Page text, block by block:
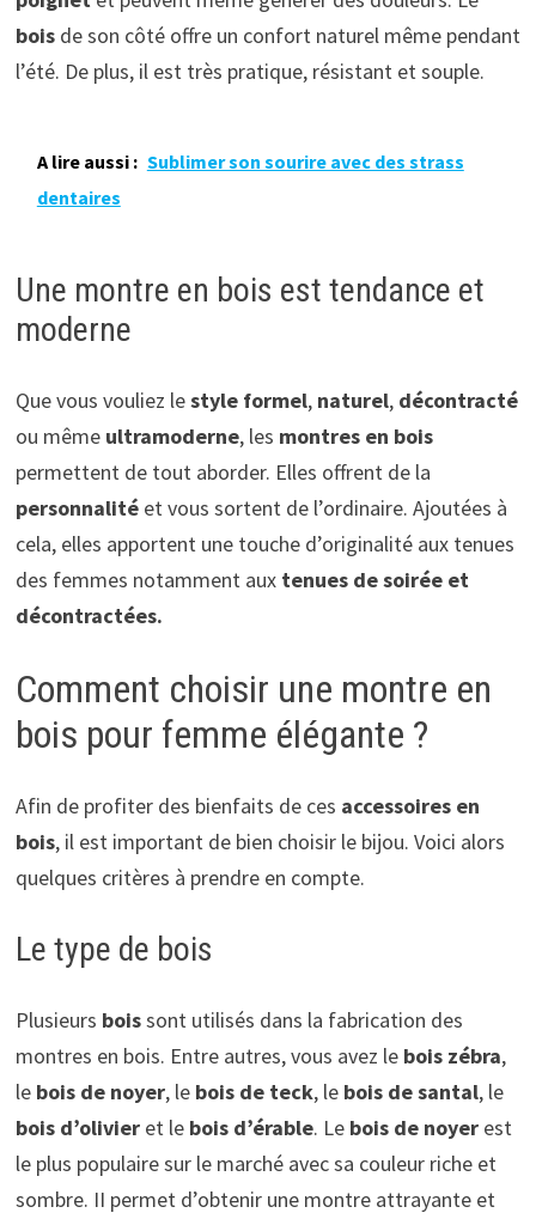
boisde son côté offre un confort naturel même pendant
l’été. De plus, il est très pratique, résistant et souple.
A lire aussi : Sublimer son sourire avec des strass
dentaires
Une montre en bois est tendance et
moderne
Que vous vouliez lestyle formel, naturel, décontracté
ou même ultramoderne, les montres en bois
permettent de tout aborder. Elles offrent de la
personnalitéet vous sortent de l’ordinaire. Ajoutées à
cela, elles apportent une touche d’originalité aux tenues
des femmes notamment aux tenues de soirée et
décontractées.
Comment choisir une montre en
bois pour femme élégante ?
Afin de profiter des bienfaits de ces accessoires en
bois, il est important de bien choisir le bijou. Voici alors
quelques critères à prendre en compte.
Le type de bois
Plusieurs boissont utilisés dans la fabrication des
montres en bois. Entre autres, vous avez le bois zébra,
le bois de noyer, le bois de teck, le bois de santal, le
bois d’olivieret le bois d’érable. Le bois de noyerest
le plus populaire sur le marché avec sa couleur riche et
sombre. II permet d’obtenir une montre attrayante et